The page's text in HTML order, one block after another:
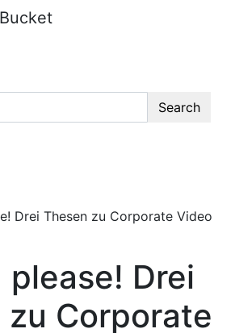
Search
Drei Thesen zu Corporate Video
Drei
zu Corporate